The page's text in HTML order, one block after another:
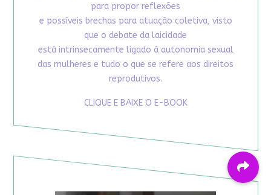
para propor reflexões
e possíveis brechas para atuação coletiva, visto
que o debate da laicidade
está intrinsecamente ligado à autonomia sexual
das mulheres e tudo o que se refere aos direitos
reprodutivos.
CLIQUE E BAIXE O E-BOOK